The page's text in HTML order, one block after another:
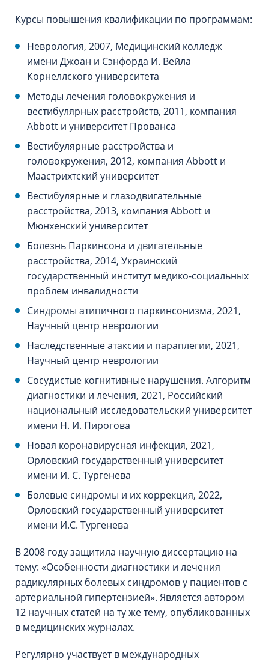
Курсы повышения квалификации по программам:
Неврология, 2007, Медицинский колледж
имени Джоан и Сэнфорда И. Вейла
Корнеллского университета
Методы лечения головокружения и
вестибулярных расстройств, 2011, компания
Abbott и университет Прованса
Вестибулярные расстройства и
головокружения, 2012, компания Abbott и
Маастрихтский университет
Вестибулярные и глазодвигательные
расстройства, 2013, компания Abbott и
Мюнхенский университет
Болезнь Паркинсона и двигательные
расстройства, 2014, Украинский
государственный институт медико-социальных
проблем инвалидности
Синдромы атипичного паркинсонизма, 2021,
Научный центр неврологии
Наследственные атаксии и параплегии, 2021,
Научный центр неврологии
Сосудистые когнитивные нарушения. Алгоритм
диагностики и лечения, 2021, Российский
национальный исследовательский университет
имени Н. И. Пирогова
Новая коронавирусная инфекция, 2021,
Орловский государственный университет
имени И. С. Тургенева
Болевые синдромы и их коррекция, 2022,
Орловский государственный университет
имени И.С. Тургенева
В 2008 году защитила научную диссертацию на
тему: «Особенности диагностики и лечения
радикулярных болевых синдромов у пациентов с
артериальной гипертензией». Является автором
12 научных статей на ту же тему, опубликованных
в медицинских журналах.
Регулярно участвует в международных